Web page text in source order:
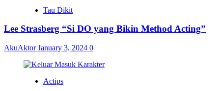
Tau Dikit
Lee Strasberg “Si DO yang Bikin Method Acting”
AkuAktorJanuary 3, 2024 0
Actips